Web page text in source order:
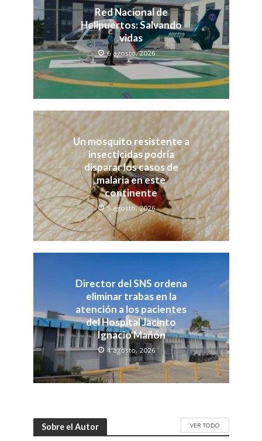
Red Nacional de
Helipuertos: Salvando
vidas
6 agosto, 2026
Un mosquito resistente a
insecticidas podría
disparar los casos de
malaria en este
continente
5 agosto, 2026
Director del SNS ordena
eliminar trabas en la
atención a los pacientes
del Hospital Jacinto
Ignacio Mañón
4 agosto, 2026
Sobre el Autor VER TODO